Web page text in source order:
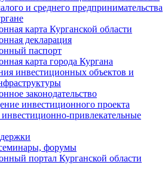
и среднего предпринимательства
карта Курганской области
декларация
паспорт
карта города Кургана
инвестиционных объектов и
законодательство
инвестиционного проекта
привлекательные
форумы
портал Курганской области